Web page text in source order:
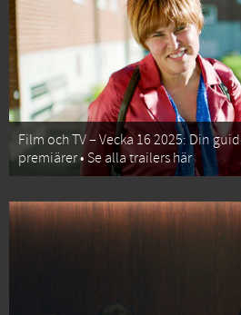
Film och TV – Vecka 16 2025: Din
premiärer • Se alla trailers här